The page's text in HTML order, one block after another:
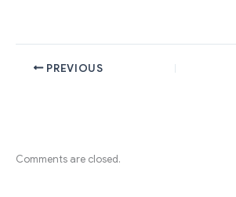
PREVIOUS
Comments are closed.